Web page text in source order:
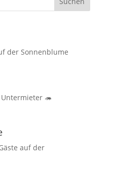
der Sonnenblume
🦔
auf der